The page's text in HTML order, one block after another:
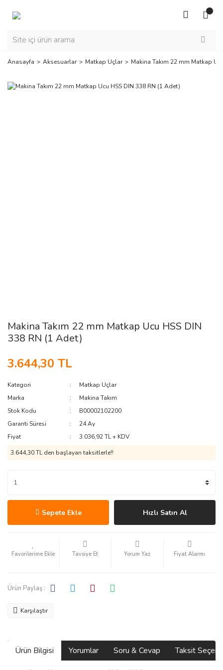
Anasayfa Aksesuarlar Matkap Uçlar Makina Takım 22 mm Matkap
Makina Takım 22 mm Matkap Ucu HSS DIN
338 RN (1 Adet)
3.644,30 TL
Kategori
Matkap Uçlar
Marka
Makina Takım
Stok Kodu
B00002102200
Garanti Süresi
24 Ay
Fiyat
3.036,92 TL + KDV
3.644,30 TL den başlayan taksitlerle!!
Sepete Ekle Hızlı Satın Al
Tavsiye Et Yorum Yaz Fiyat Alarmı
Ürün Paylaş :
Karşılaştır
Ürün Bilgisi Yorumlar Soru & Cevap Taksit